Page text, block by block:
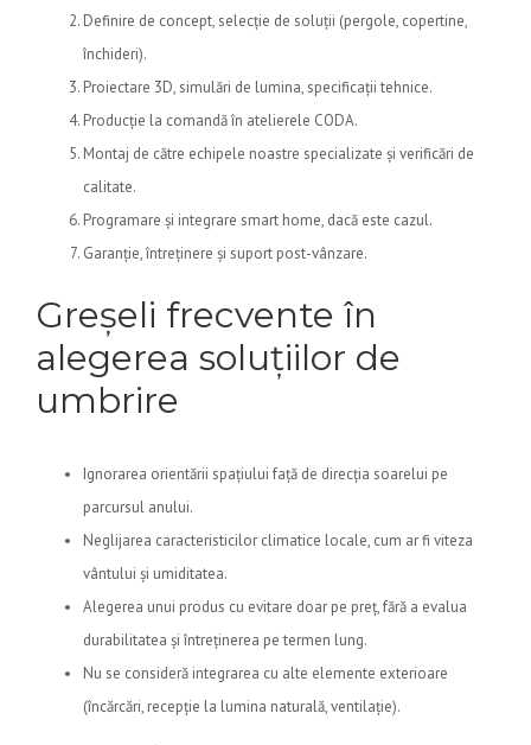
Definire de concept, selecție de soluții (pergole, copertine,
închideri).
Proiectare 3D, simulări de lumina, specificații tehnice.
Producție la comandă în atelierele CODA.
Montaj de către echipele noastre specializate și verificări de
calitate.
Programare și integrare smart home, dacă este cazul.
Garanție, întreținere și suport post-vânzare.
Greșeli frecvente în
alegerea soluțiilor de
umbrire
Ignorarea orientării spațiului față de direcția soarelui pe
parcursul anului.
Neglijarea caracteristicilor climatice locale, cum ar fi viteza
vântului și umiditatea.
Alegerea unui produs cu evitare doar pe preț, fără a evalua
durabilitatea și întreținerea pe termen lung.
Nu se consideră integrarea cu alte elemente exterioare
(încărcări, recepție la lumina naturală, ventilație).